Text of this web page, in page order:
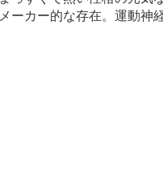
ーカー的な存在。運動神